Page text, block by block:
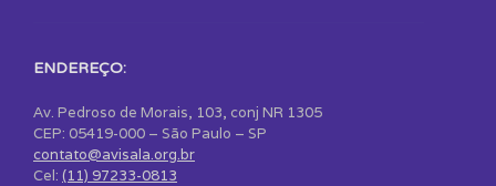
ENDEREÇO:
Av. Pedroso de Morais, 103, conj NR 1305
CEP: 05419-000 – São Paulo – SP
contato@avisala.org.br
Cel: (11) 97233-0813